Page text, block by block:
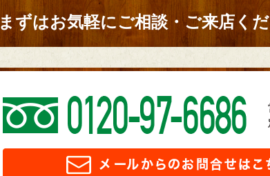
まずはお気軽にご相談・ご来店く